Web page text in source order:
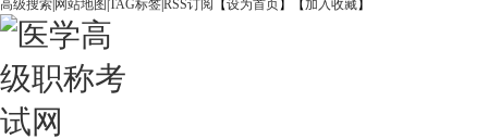
高级搜索 网站地图 TAG标签RSS订阅 【设为首页】【加入收藏】